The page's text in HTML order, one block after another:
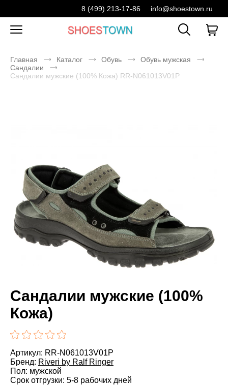
8 (499) 213-17-86 info@shoestown.ru
Главная Каталог Обувь
Обувь мужская
Сандалии
Сандалии мужские (100% Кожа) RR-N061013V01P
Сандалии мужские (100%
Кожа)
Артикул: RR-N061013V01P
Бренд: Riveri by Ralf Ringer
Пол: мужской
Срок отгрузки: 5-8 рабочих дней